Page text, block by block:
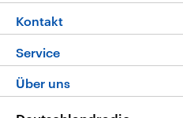
Die Nachrichten
Nachrichtenleicht
Neue Beiträge auf
Livestream
Podcasts
Deutschlandfunk App
Kontakt
Service
FAQ
Über uns